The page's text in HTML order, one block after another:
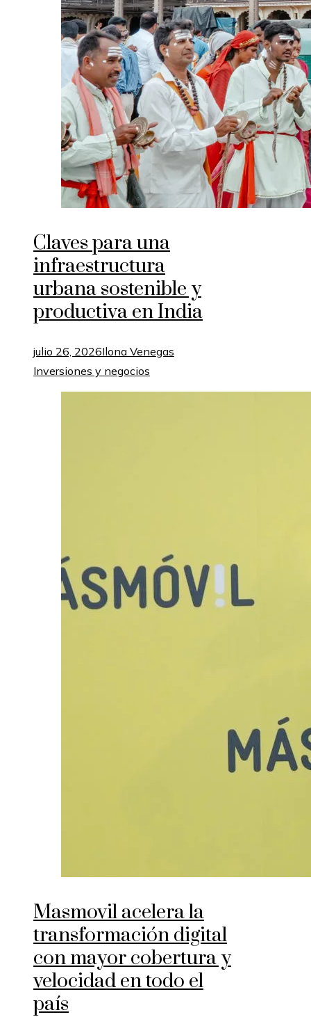
Claves para una
infraestructura
urbana sostenible y
productiva en India
julio 26, 2026Ilona Venegas
Inversiones y negocios
Masmovil acelera la
transformación digital
con mayor cobertura y
velocidad en todo el
país